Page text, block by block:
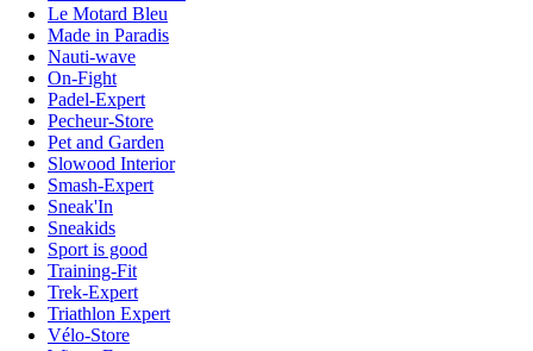
Le Motard Bleu
Made in Paradis
Nauti-wave
On-Fight
Padel-Expert
Pecheur-Store
Pet and Garden
Slowood Interior
Smash-Expert
Sneak'In
Sneakids
Sport is good
Training-Fit
Trek-Expert
Triathlon Expert
Vélo-Store